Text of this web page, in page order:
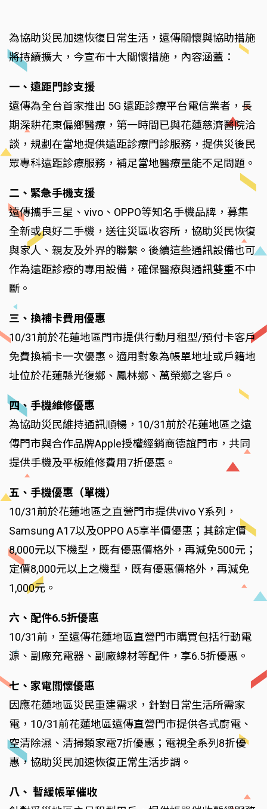
為協助災民加速恢復日常生活，遠傳關懷與協助措施
將持續擴大，今宣布十大關懷措施，內容涵蓋：
一、遠距門診支援
遠傳為全台首家推出 5G 遠距診療平台電信業者，長
期深耕花東偏鄉醫療，第一時間已與花蓮慈濟醫院洽
談，規劃在當地提供遠距診療門診服務，提供災後民
眾專科遠距診療服務，補足當地醫療量能不足問題。
二、緊急手機支援
遠傳攜手三星、vivo、OPPO等知名手機品牌，募集
全新或良好二手機，送往災區收容所，協助災民恢復
與家人、親友及外界的聯繫。後續這些通訊設備也可
作為遠距診療的專用設備，確保醫療與通訊雙重不中
斷。
三、換補卡費用優惠
10/31前於花蓮地區門市提供行動月租型/預付卡客戶
免費換補卡一次優惠。適用對象為帳單地址或戶籍地
址位於花蓮縣光復鄉、鳳林鄉、萬榮鄉之客戶。
四、手機維修優惠
為協助災民維持通訊順暢，10/31前於花蓮地區之遠
傳門市與合作品牌Apple授權經銷商德誼門市，共同
提供手機及平板維修費用7折優惠。
五、手機優惠（單機）
10/31前於花蓮地區之直營門市提供vivo Y系列，
Samsung A17以及OPPO A5享半價優惠；其餘定價
8,000元以下機型，既有優惠價格外，再減免500元；
定價8,000元以上之機型，既有優惠價格外，再減免
1,000元。
六、配件6.5折優惠
10/31前，至遠傳花蓮地區直營門市購買包括行動電
源、副廠充電器、副廠線材等配件，享6.5折優惠。
七、家電關懷優惠
因應花蓮地區災民重建需求，針對日常生活所需家
電，10/31前花蓮地區遠傳直營門市提供各式廚電、
空清除濕、清掃類家電7折優惠；電視全系列8折優
惠，協助災民加速恢復正常生活步調。
八、 暫緩帳單催收